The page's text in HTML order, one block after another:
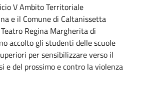
V Ambito Territoriale
e il Comune di Caltanissetta
Regina Margherita di
accolto gli studenti delle scuole
per sensibilizzare verso il
e del prossimo e contro la violenza